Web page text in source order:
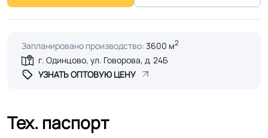
Запланировано производство: 3600 м2
г. Одинцово, ул. Говорова, д. 24Б
УЗНАТЬ ОПТОВУЮ ЦЕНУ
Тех. паспорт